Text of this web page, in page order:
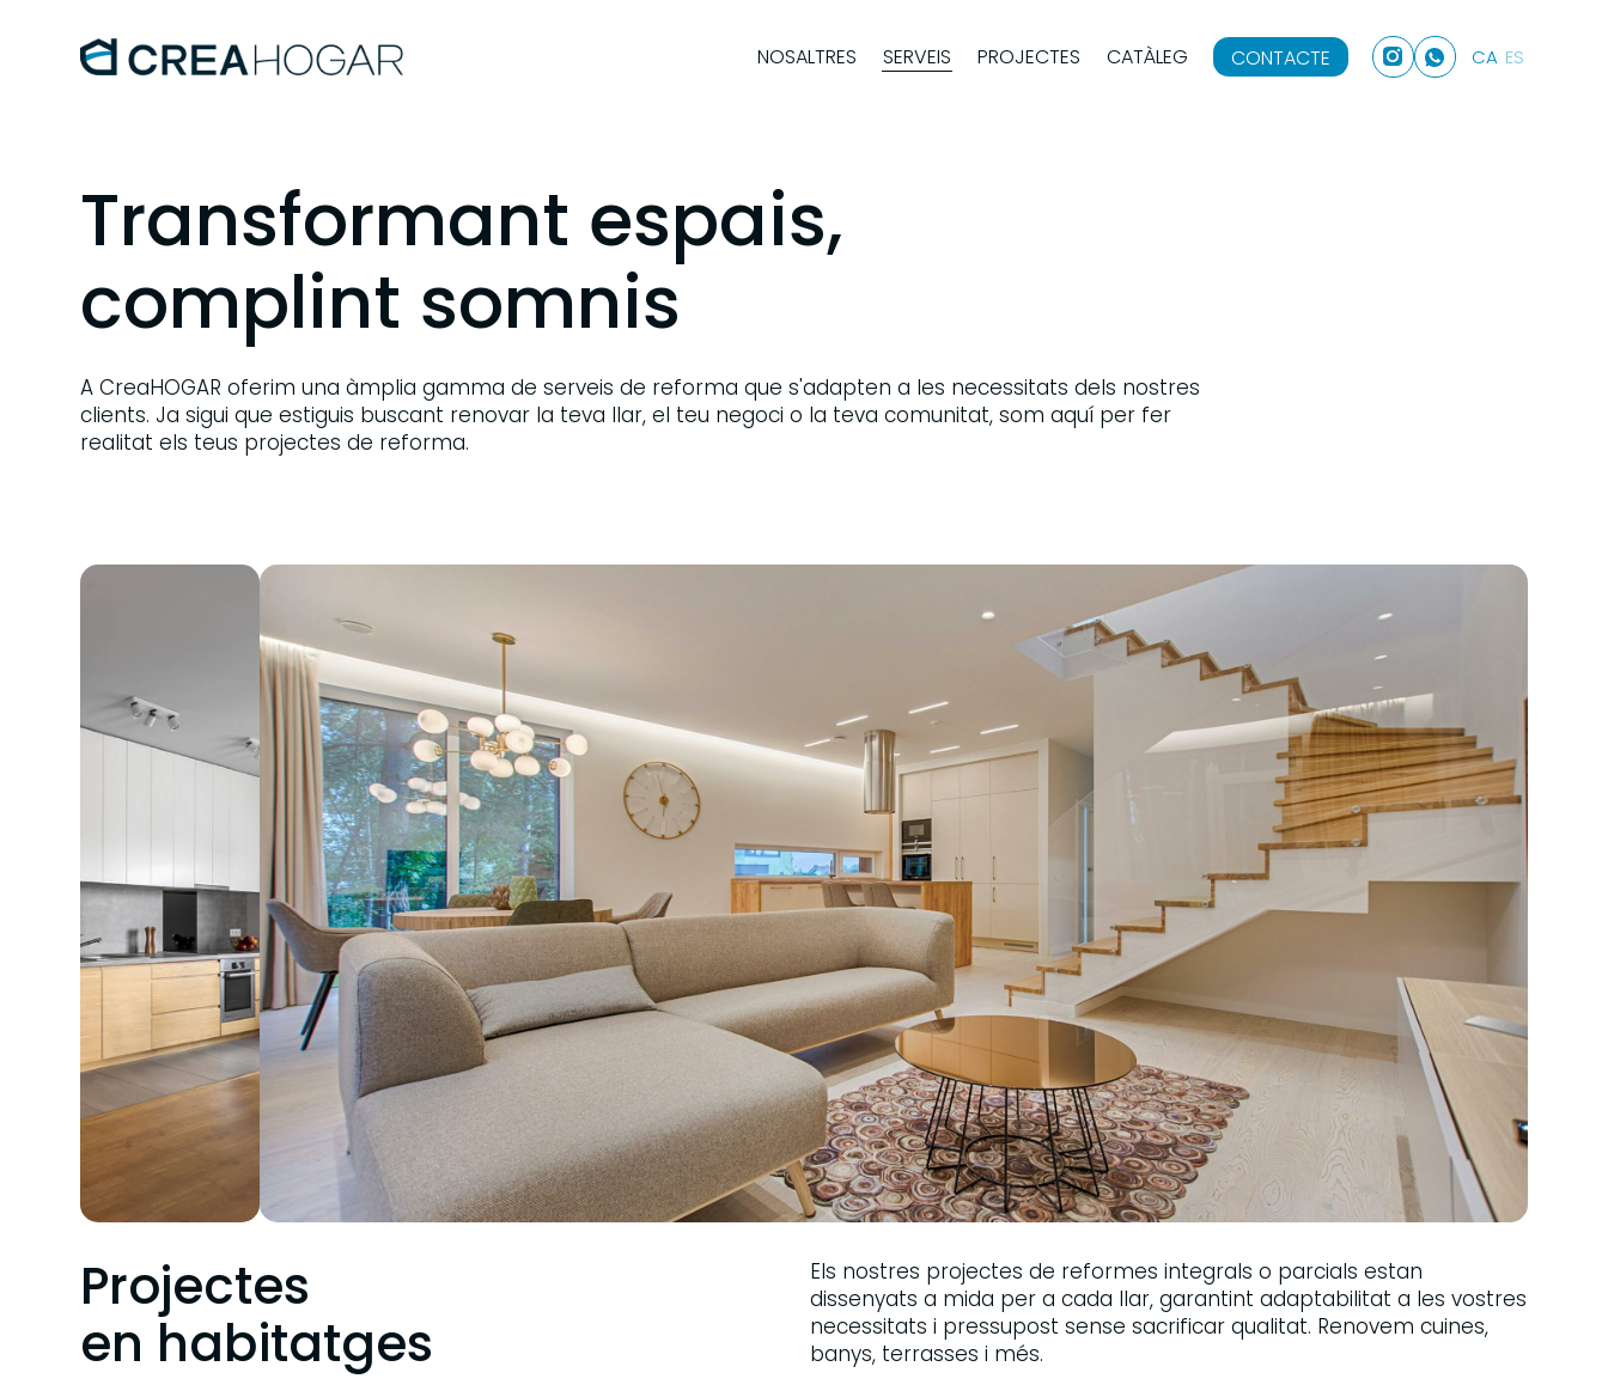
NOSALTRES SERVEIS PROJECTES CATÀLEG CONTACTE CA ES
Transformant espais,
complint somnis
A CreaHOGAR oferim una àmplia gamma de serveis de reforma que s'adapten a les necessitats dels nostres
clients. Ja sigui que estiguis buscant renovar la teva llar, el teu negoci o la teva comunitat, som aquí per fer
realitat els teus projectes de reforma.
Projectes
en habitatges
Els nostres projectes de reformes integrals o parcials estan
dissenyats a mida per a cada llar, garantint adaptabilitat a les vostres
necessitats i pressupost sense sacrificar qualitat. Renovem cuines,
banys, terrasses i més.